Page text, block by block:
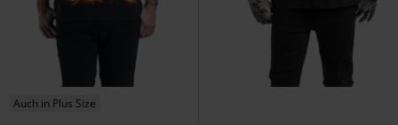
Auch in Plus Size